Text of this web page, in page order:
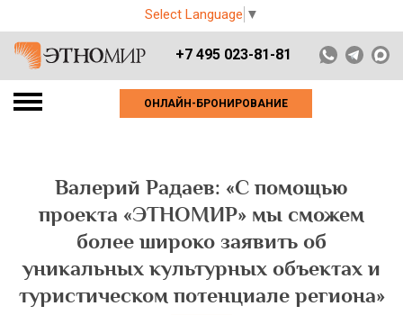
Select Language ▼
+7 495 023-81-81
ОНЛАЙН-БРОНИРОВАНИЕ
Валерий Радаев: «С помощью
проекта «ЭТНОМИР» мы сможем
более широко заявить об
уникальных культурных объектах и
туристическом потенциале региона»